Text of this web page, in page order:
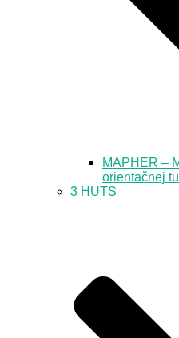
MAPHER –
orientačnej
3 HUTS